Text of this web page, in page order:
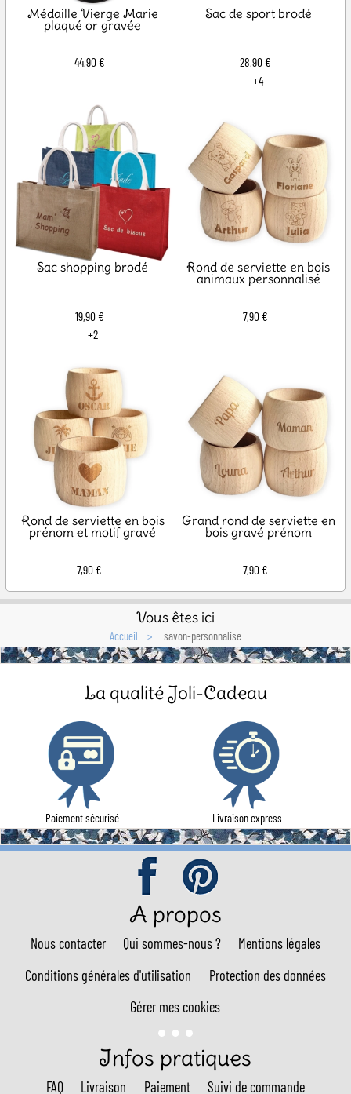
Médaille Vierge Marie
plaqué or gravée
44,90 €
Sac de sport brodé
28,90 €
+4
Sac shopping brodé
19,90 €
+2
Rond de serviette en bois
animaux personnalisé
7,90 €
Rond de serviette en bois
prénom et motif gravé
7,90 €
Grand rond de serviette en
bois gravé prénom
7,90 €
Vous êtes ici
Accueil savon-personnalise
La qualité Joli-Cadeau
Paiement sécurisé Livraison express
A propos
Nous contacter Qui sommes-nous ?
Mentions légales
Conditions générales d'utilisation
Protection des données
Gérer mes cookies
Infos pratiques
FAQ Livraison Paiement Suivi de commande